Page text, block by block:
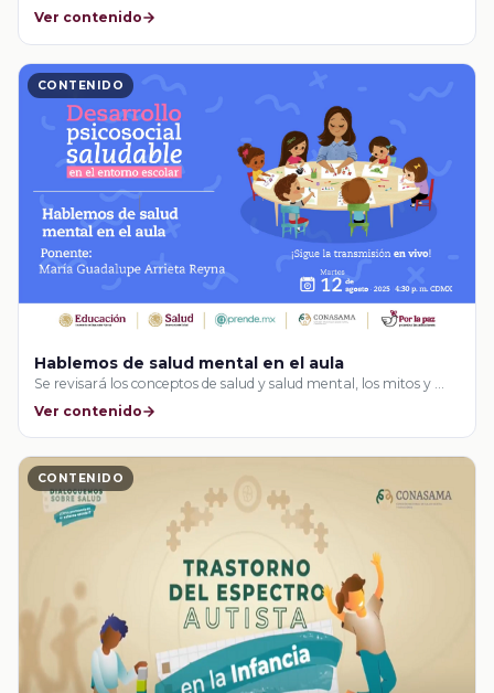
Ver contenido
CONTENIDO
Hablemos de salud mental en el aula
Se revisará los conceptos de salud y salud mental, los mitos y …
Ver contenido
CONTENIDO